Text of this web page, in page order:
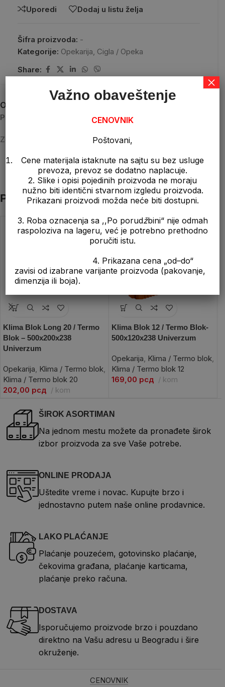
Uporedi Dodaj u listu želja
Šifra proizvoda: -
Kategorije: Opekarija, Cigla / Opeka
Share:
Opis
Proizvodjač:
Zorka Opeka
Povezani proizvodi
Klima Blok Long 20 / Termo
Blok – 500x200x238
Univerzum
Opekarija Klima / Termo blok
Klima / Termo blok 20
202,00 рсд kom
Klima Blok 12 / Termo Blok-
500x120x238 Univerzum
Opekarija Klima / Termo blok,
Klima / Termo blok 12
169,00 рсд kom
ŠIROK ASORTIMAN
Na jednom mestu možete da pronađete širok
izbor proizvoda za sve Vaše potrebe.
ONLINE PRODAJA
Uštedite vreme i novac. Kupujte brzo i
jednostavno putem naše online prodavnice.
LAKO PLAĆANJE
Plaćanje pouzećem, gotovinsko plaćanje,
čekovima građana, plaćanje karticama,
plaćanje preko računa.
DOSTAVA
Isporučujemo proizvode brzo i pouzdano
direktno na Vašu adresu u Beogradu i šire
okruženje.
CENOVNIK
Važno obaveštenje
CENOVNIK
Poštovani,
Cene materijala istaknute na sajtu su bez usluge
prevoza, prevoz se dodatno naplacuje.
2. Slike i opisi pojedinih proizvoda ne moraju
nužno biti identični stvarnom izgledu proizvoda.
Prikazani proizvodi možda neće biti dostupni.
3. Roba oznacenja sa ,,Po porudžbini“ nije odmah
raspoloziva na lageru, već je potrebno prethodno
poručiti istu.
4. Prikazana cena „od–do“
zavisi od izabrane varijante proizvoda (pakovanje,
dimenzija ili boja).
×